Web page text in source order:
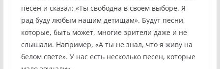
песен и сказал: «Ты свободна в своем выборе. Я
рад буду любым нашим детищам». Будут песни,
которые, быть может, многие зрители даже и не
слышали. Например, «А ты не знал, что я живу на
белом свете». У нас есть несколько песен, которые